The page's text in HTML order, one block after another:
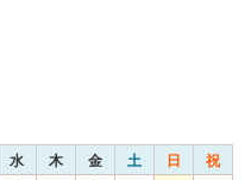
水 木 金 土 日 祝